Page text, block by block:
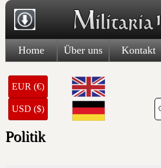
Home Über uns Kontakt
EUR (€)
USD ($)
Politik